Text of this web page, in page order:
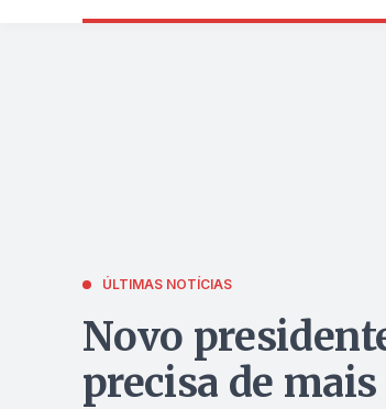
ÚLTIMAS NOTÍCIAS
Novo
precisa de